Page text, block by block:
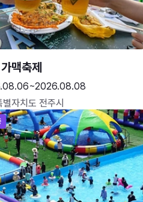
맥축제
자치도 전주시